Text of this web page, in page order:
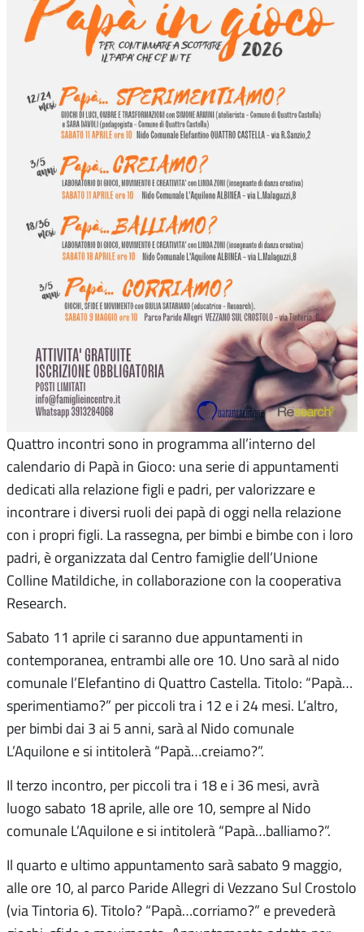
Quattro incontri sono in programma all’interno del
calendario di Papà in Gioco: una serie di appuntamenti
dedicati alla relazione figli e padri, per valorizzare e
incontrare i diversi ruoli dei papà di oggi nella relazione
con i propri figli. La rassegna, per bimbi e bimbe con i loro
padri, è organizzata dal Centro famiglie dell’Unione
Colline Matildiche, in collaborazione con la cooperativa
Research.
Sabato 11 aprile ci saranno due appuntamenti in
contemporanea, entrambi alle ore 10. Uno sarà al nido
comunale l’Elefantino di Quattro Castella. Titolo: “Papà…
sperimentiamo?” per piccoli tra i 12 e i 24 mesi. L’altro,
per bimbi dai 3 ai 5 anni, sarà al Nido comunale
L’Aquilone e si intitolerà “Papà…creiamo?”.
Il terzo incontro, per piccoli tra i 18 e i 36 mesi, avrà
luogo sabato 18 aprile, alle ore 10, sempre al Nido
comunale L’Aquilone e si intitolerà “Papà…balliamo?”.
Il quarto e ultimo appuntamento sarà sabato 9 maggio,
alle ore 10, al parco Paride Allegri di Vezzano Sul Crostolo
(via Tintoria 6). Titolo? “Papà…corriamo?” e prevederà